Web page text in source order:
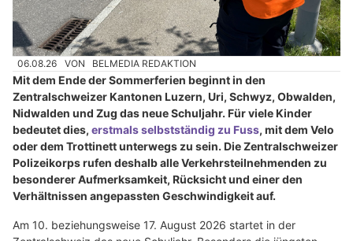
06.08.26 VON BELMEDIA REDAKTION
Mit dem Ende der Sommerferien beginnt in den
Zentralschweizer Kantonen Luzern, Uri, Schwyz, Obwalden,
Nidwalden und Zug das neue Schuljahr. Für viele Kinder
bedeutet dies, erstmals selbstständig zu Fuss, mit dem Velo
oder dem Trottinett unterwegs zu sein. Die Zentralschweizer
Polizeikorps rufen deshalb alle Verkehrsteilnehmenden zu
besonderer Aufmerksamkeit, Rücksicht und einer den
Verhältnissen angepassten Geschwindigkeit auf.
Am 10. beziehungsweise 17. August 2026 startet in der